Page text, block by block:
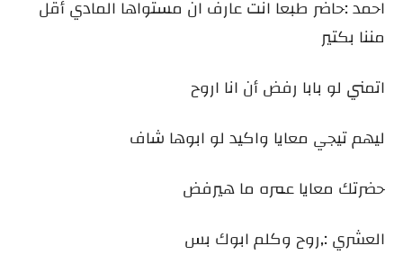
احمد :حاضر طبعا انت عارف ان مستواها المادي أقل
مننا بكتير
اتمني لو بابا رفض أن انا اروح
ليهم تيجي معايا واكيد لو ابوها شاف
حضرتك معايا عمره ما هيرفض
العشري :,روح وكلم ابوك بس